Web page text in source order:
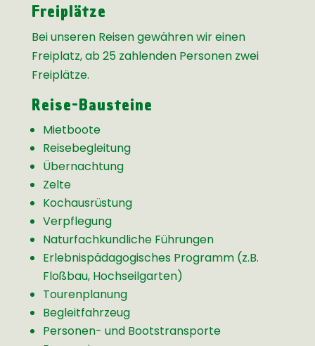
Freiplätze
Bei unseren Reisen gewähren wir einen
Freiplatz, ab 25 zahlenden Personen zwei
Freiplätze.
Reise-Bausteine
Mietboote
Reisebegleitung
Übernachtung
Zelte
Kochausrüstung
Verpflegung
Naturfachkundliche Führungen
Erlebnispädagogisches Programm (z.B.
Floßbau, Hochseilgarten)
Tourenplanung
Begleitfahrzeug
Personen- und Bootstransporte